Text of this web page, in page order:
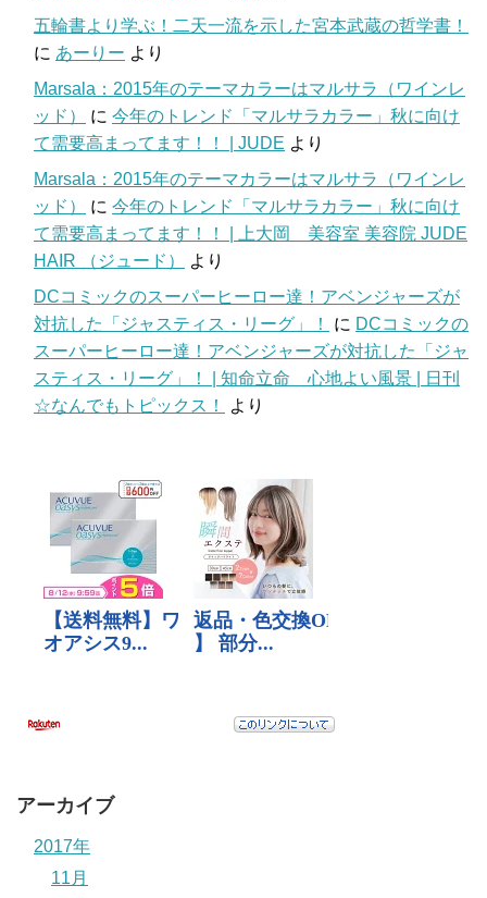
五輪書より学ぶ！二天一流を示した宮本武蔵の哲学書！
に あーりー より
Marsala：2015年のテーマカラーはマルサラ（ワインレ
ッド）
に 今年のトレンド「マルサラカラー」秋に向け
て需要高まってます！！ | JUDE より
Marsala：2015年のテーマカラーはマルサラ（ワインレ
ッド）
に 今年のトレンド「マルサラカラー」秋に向け
て需要高まってます！！ | 上大岡 美容室 美容院 JUDE
HAIR （ジュード）
より
DCコミックのスーパーヒーロー達！アベンジャーズが
対抗した「ジャスティス・リーグ」！
に DCコミックの
スーパーヒーロー達！アベンジャーズが対抗した「ジャ
スティス・リーグ」！ | 知命立命 心地よい風景 | 日刊
☆なんでもトピックス！
より
アーカイブ
2017年
11月